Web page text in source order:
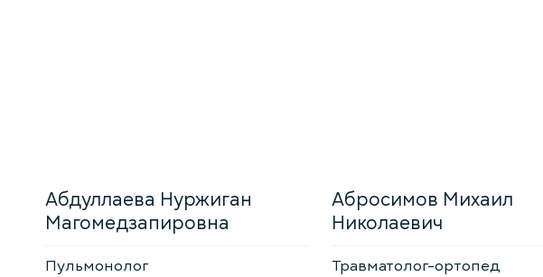
Абдуллаева Нуржиган
Магомедзапировна
Пульмонолог
Абросимов Михаил
Николаевич
Травматолог-ортопед